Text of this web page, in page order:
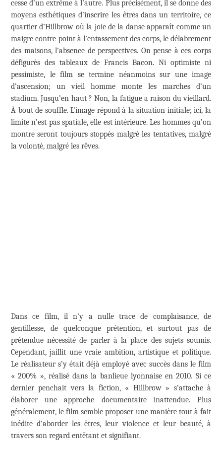
cesse d’un extrême à l’autre. Plus précisément, il se donne des
moyens esthétiques d’inscrire les êtres dans un territoire, ce
quartier d’Hillbrow où la joie de la danse apparaît comme un
maigre contre-point à l’entassement des corps, le délabrement
des maisons, l’absence de perspectives. On pense à ces corps
défigurés des tableaux de Francis Bacon. Ni optimiste ni
pessimiste, le film se termine néanmoins sur une image
d’ascension; un vieil homme monte les marches d’un
stadium. Jusqu’en haut ? Non, la fatigue a raison du vieillard.
À bout de souffle. L’image répond à la situation initiale; ici, la
limite n’est pas spatiale, elle est intérieure. Les hommes qu’on
montre seront toujours stoppés malgré les tentatives, malgré
la volonté, malgré les rêves.
Dans ce film, il n’y a nulle trace de complaisance, de
gentillesse, de quelconque prétention, et surtout pas de
prétendue nécessité de parler à la place des sujets soumis.
Cependant, jaillit une vraie ambition, artistique et politique.
Le réalisateur s’y était déjà employé avec succès dans le film
« 200% », réalisé dans la banlieue lyonnaise en 2010. Si ce
dernier penchait vers la fiction, « Hillbrow » s’attache à
élaborer une approche documentaire inattendue. Plus
généralement, le film semble proposer une manière tout à fait
inédite d’aborder les êtres, leur violence et leur beauté, à
travers son regard entêtant et signifiant.